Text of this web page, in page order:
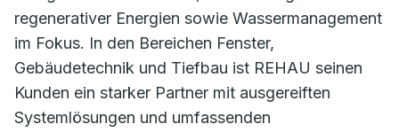
regenerativer Energien sowie Wassermanagement
im Fokus. In den Bereichen Fenster,
Gebäudetechnik und Tiefbau ist REHAU seinen
Kunden ein starker Partner mit ausgereiften
Systemlösungen und umfassenden